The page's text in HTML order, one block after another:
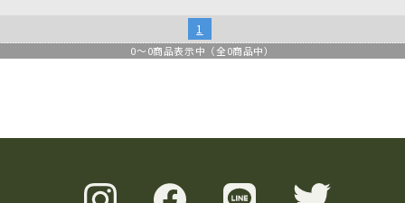
1
0～0商品表示中（全0商品中）